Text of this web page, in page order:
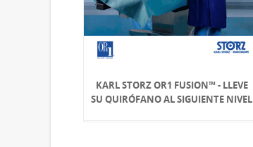
KARL STORZ OR1 FUSION™ - LLEVE
SU QUIRÓFANO AL SIGUIENTE NIVEL